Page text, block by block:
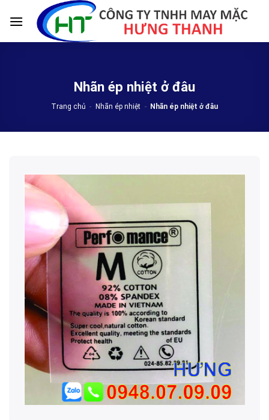
Nhãn ép nhiệt ở đâu
Trang chủ - Nhãn ép nhiệt - Nhãn ép nhiệt ở đâu